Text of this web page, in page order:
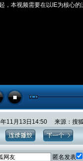
，本视频需要在以IE为核心的
11月13日14:50 来源：搜
匿名发表